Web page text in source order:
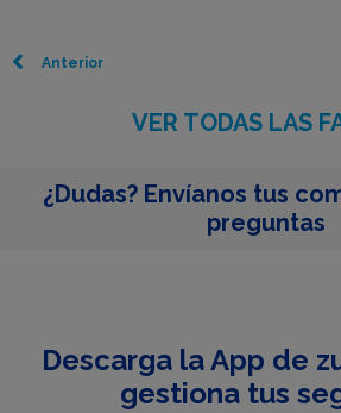
Anterior
VER TODAS LAS
¿Dudas? Envíanos tus
preguntas
Descarga la App de
gestiona tus